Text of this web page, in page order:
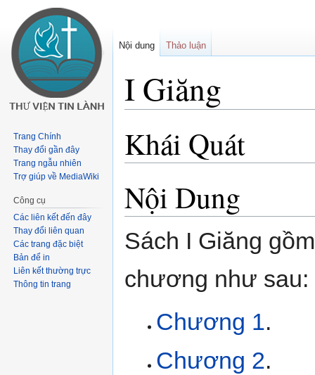
I Giăng
tưới
chuyển
tới
tìm
Khái Quát
Nội Dung
Sách I Giăng
chương như sau:
Chương 1.
Chương 2.
Nội dung Thảo luận
Trang Chính
Thay đổi gần đây
Trang ngẫu nhiên
Trợ giúp về MediaWiki
Công cụ
Các liên kết đến đây
Thay đổi liên quan
Các trang đặc biệt
Bản để in
Liên kết thường trực
Thông tin trang